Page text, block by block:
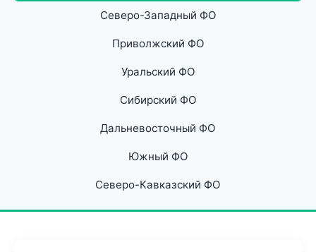
Северо-Западный ФО
Приволжский ФО
Уральский ФО
Сибирский ФО
Дальневосточный ФО
Южный ФО
Северо-Кавказский ФО